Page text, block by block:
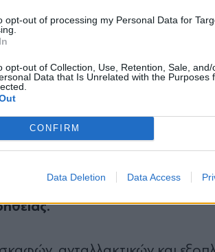
opt-out of processing my Personal Data for
opt-out of Collection, Use, Retention, Sale, and/
Data that Is Unrelated with the Purposes
CONFIRM
Data Deletion Data Access
η ΕΕ σκοπεύει να πλήξει
τα διυλιστήρια
σε 24 δισεκατομμύρια
καλύπτει αγαθά και
απαγόρευση παροχής
την τεχνολογία.Η ΕΕ θα